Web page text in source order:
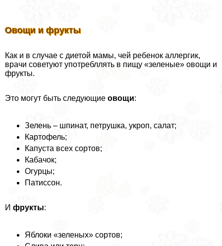
Овощи и фрукты
Как и в случае с диетой мамы, чей ребенок аллергик,
врачи советуют употрeбллять в пищу «зеленые» овощи и
фрукты.
Это могут быть следующие овощи:
Зелень – шпинат, петрушка, укроп, салат;
Картофель;
Капуста всех сортов;
Кабачок;
Огурцы;
Патиссон.
И фрукты:
Яблоки «зеленых» сортов;